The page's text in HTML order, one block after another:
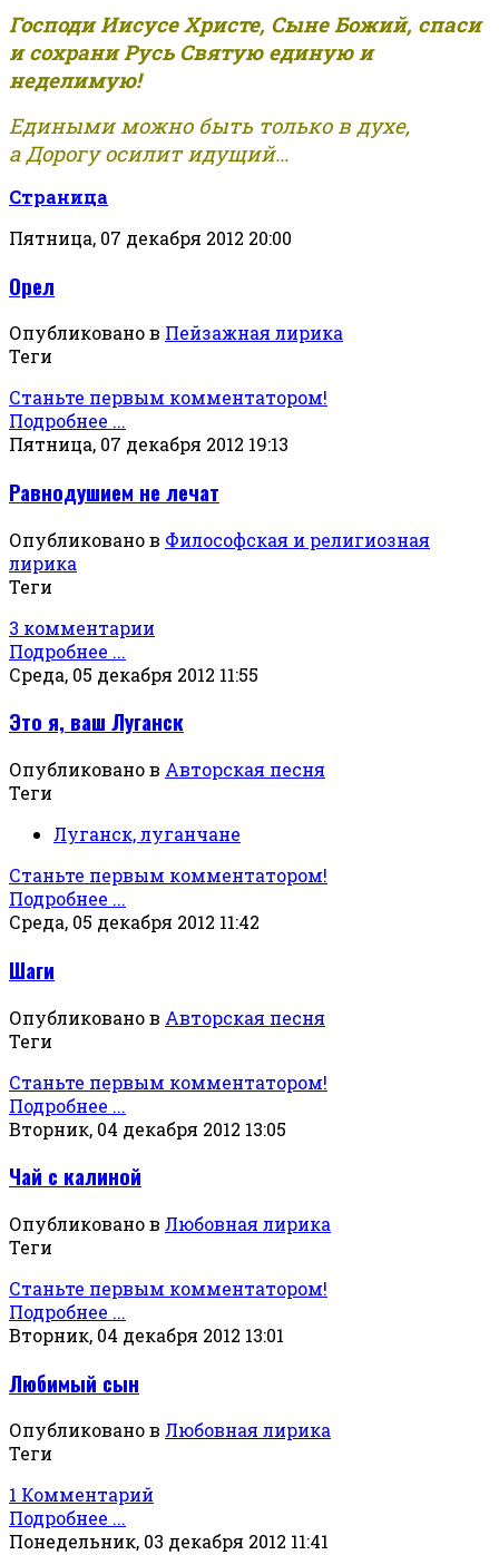
Господи Иисусе Христе, Сыне Божий, спаси
и сохрани Русь Святую единую и
неделимую!
Едиными можно быть только в духе,
а Дорогу осилит идущий...
Страница
Пятница, 07 декабря 2012 20:00
Орел
Опубликовано в Пейзажная лирика
Теги
Станьте первым комментатором!
Подробнее ...
Пятница, 07 декабря 2012 19:13
Равнодушием не лечат
Опубликовано в Философская и религиозная
лирика
Теги
3 комментарии
Подробнее ...
Среда, 05 декабря 2012 11:55
Это я, ваш Луганск
Опубликовано в Авторская песня
Теги
Луганск, луганчане
Станьте первым комментатором!
Подробнее ...
Среда, 05 декабря 2012 11:42
Шаги
Опубликовано в Авторская песня
Теги
Станьте первым комментатором!
Подробнее ...
Вторник, 04 декабря 2012 13:05
Чай с калиной
Опубликовано в Любовная лирика
Теги
Станьте первым комментатором!
Подробнее ...
Вторник, 04 декабря 2012 13:01
Любимый сын
Опубликовано в Любовная лирика
Теги
1 Комментарий
Подробнее ...
Понедельник, 03 декабря 2012 11:41